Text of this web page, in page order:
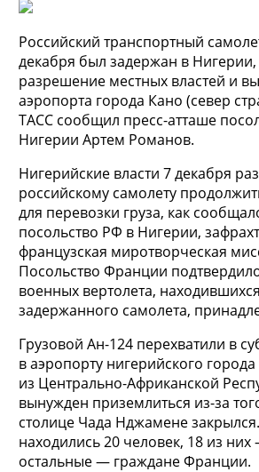
Российский транспортный
декабря был задержан в
разрешение местных властей и
аэропорта города Кано (север
ТАСС сообщил пресс-атташе
Нигерии Артем Романов.
Нигерийские власти 7 декабря
российскому самолету
для перевозки груза, как
посольство РФ в Нигерии,
французская миротворческая
Посольство Франции
военных вертолета,
задержанного самолета,
Грузовой Ан-124 перехватили в
в аэропорту нигерийского
из Центрально-Африканской
вынужден приземлиться из-за
столице Чада Нджамене
находились 20 человек, 18 из
остальные — граждане Франции.